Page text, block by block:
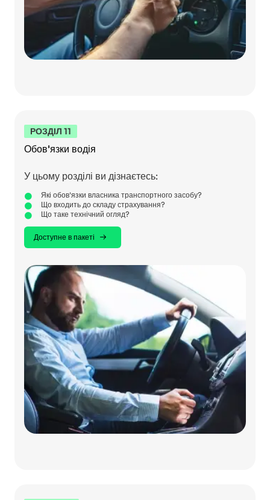
РОЗДІЛ 11
Обов'язки водія
У цьому розділі ви дізнаєтесь:
Які обов'язки власника транспортного засобу?
Що входить до складу страхування?
Що таке технічний огляд?
Доступне в пакеті